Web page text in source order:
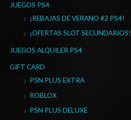
JUEGOS PS4
¡REBAJAS DE VERANO #2 PS4!
¡OFERTAS SLOT SECUNDARIOS!
JUEGOS ALQUILER PS4
GIFT CARD
PSN PLUS EXTRA
ROBLOX
PSN PLUS DELUXE